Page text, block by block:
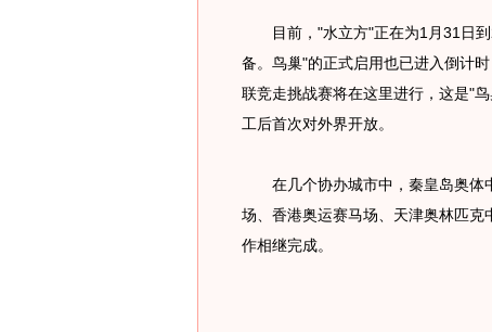
目前，"水立方"正在为1月31日到
备。鸟巢"的正式启用也已进入倒计
联竞走挑战赛将在这里进行，这是"
工后首次对外界开放。
在几个协办城市中，秦皇岛奥体
场、香港奥运赛马场、天津奥林匹
作相继完成。